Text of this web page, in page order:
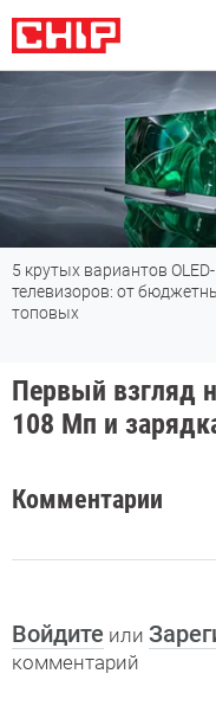
5 крутых вариантов OLED-
телевизоров: от
топовых
Первый взгляд
108 Мп и
Комментарии
Войдите или
комментарий